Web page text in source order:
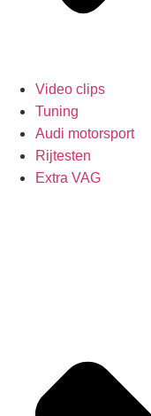
Video clips
Tuning
Audi motorsport
Rijtesten
Extra VAG